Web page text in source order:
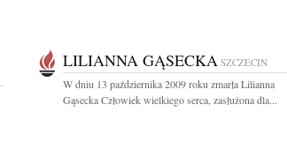
LILIANNA GĄSECKA SZCZECIN
W dniu 13 października 2009 roku zmarła Lilianna
Gąsecka Człowiek wielkiego serca, zasłużona dla...